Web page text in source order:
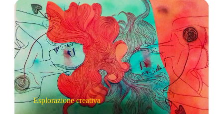
Esplorazione creativa